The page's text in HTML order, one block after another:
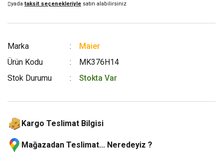
yada taksit seçenekleriyle satın alabilirsiniz
Marka
Maier
Ürün Kodu
MK376H14
Stok Durumu
Stokta Var
Kargo Teslimat Bilgisi
Mağazadan Teslimat... Neredeyiz ?